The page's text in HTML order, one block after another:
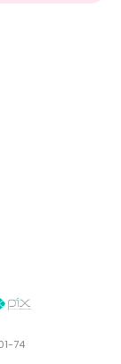
74